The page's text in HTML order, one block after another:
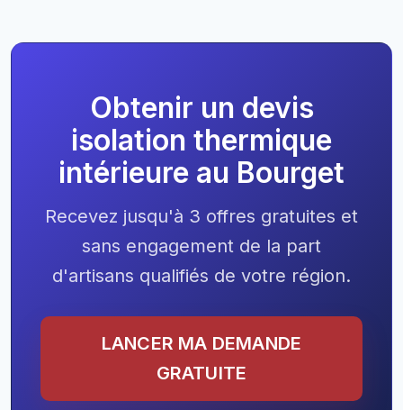
Obtenir un devis
isolation thermique
intérieure au Bourget
Recevez jusqu'à 3 offres gratuites et
sans engagement de la part
d'artisans qualifiés de votre région.
LANCER MA DEMANDE
GRATUITE